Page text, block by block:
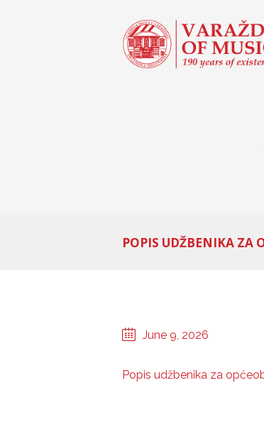
POPIS UDŽBENIKA ZA
June 9, 2026
Popis udžbenika za